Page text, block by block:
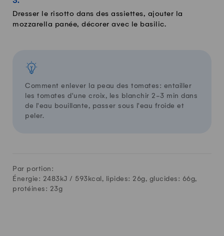
Dresser le risotto dans des assiettes, ajouter la
mozzarella panée, décorer avec le basilic.
Comment enlever la peau des tomates: entailler
les tomates d'une croix, les blanchir 2-3 min dans
de l'eau bouillante, passer sous l'eau froide et
peler.
Par portion:
Énergie: 2483kJ / 593 kcal, lipides: 26g, glucides: 66g,
protéines: 23g